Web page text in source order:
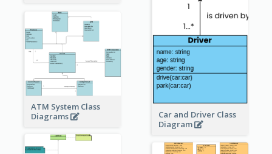
Car and Driver Class
Diagram
ATM System Class
Diagrams